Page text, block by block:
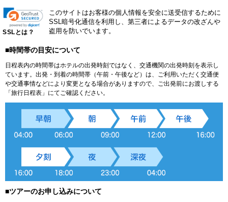
SSLとは？
このサイトはお客様の個人情報を安全に送受信するために
SSL暗号化通信を利用し、第三者によるデータの改ざんや
盗用を防いでいます。
■時間帯の目安について
日程表内の時間帯はホテルの出発時刻ではなく、交通機関の出発時刻を表示し
ています。出発・到着の時間帯（午前・午後など）は、ご利用いただく交通便
や交通事情などにより変更となる場合がありますので、ご出発前にお渡しする
「旅行日程表」にてご確認ください。
■ツアーのお申し込みについて